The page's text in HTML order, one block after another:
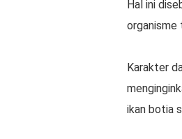
Hal ini
organisme
Karakter
ikan botia